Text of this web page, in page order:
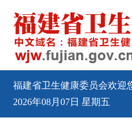
福建省卫生健康委员会欢迎
2026年08月07日 星期五